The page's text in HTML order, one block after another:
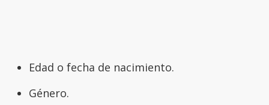
Edad o fecha de nacimiento.
Género.